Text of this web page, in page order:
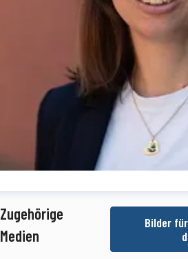
Teamkoordinatorin
SimonN@bpw.de+49 (0)
Zugehörige
Medien
Bilder